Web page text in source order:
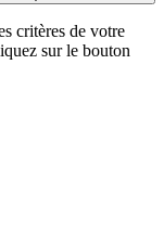
critères de votre
sur le bouton